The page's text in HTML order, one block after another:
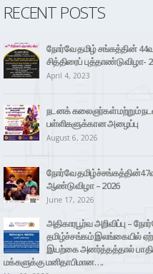
RECENT POSTS
நோர்வே தமிழ் சங்கத்தின்
சித்திரைப் புத்தாண்டு விழா-
April 4, 2023
நடனக் கலைஞர்கள் மற்றும்
பள்ளிகளுக்கான அழைப்பு
August 6, 2026
நோர்வே
ஆண்டு விழா – 2026
June 17, 2026
அதிகாரபூர்வ அறிவிப்பு –
தமிழ்ச்சங்கம் இலங்கையில்
இயற்கை அனர்த்தத்தால்
மக்களுக்கு மனிதாபிமான….